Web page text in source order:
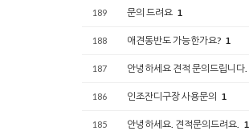
189 문의 드려요 1
188 애견동반도 가능한가요? 1
187 안녕하세요 견적 문의드립니다.
186 인조잔디구장 사용문의 1
185 안녕하세요. 견적문의드려요. 1